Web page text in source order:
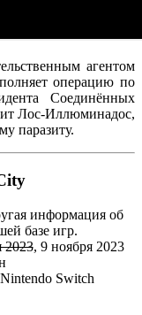
агентом
операцию по
Соединённых
Лос-Иллюминадос,
паразиту.
информация об
базе игр.
2023, 9 ноября 2023
Switch